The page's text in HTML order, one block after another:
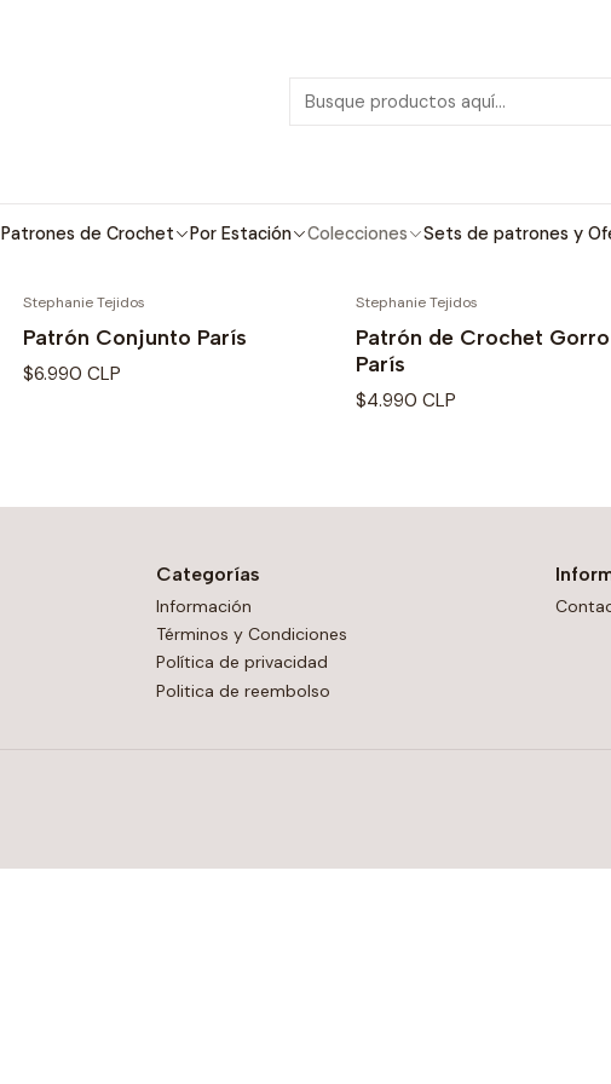
Patrones de Crochet Por Estación Colecciones Sets de patrones y
Inicio Colecciones
Textura boho y romántica a crochet, tan simple y amigable
Stephanie Tejidos
Patrón Conjunto París
$6.990 CLP
Stephanie Tejidos
Patrón de Crochet Gorro
París
$4.990 CLP
Categorías
Información
Términos y Condiciones
Política de privacidad
Politica de reembolso